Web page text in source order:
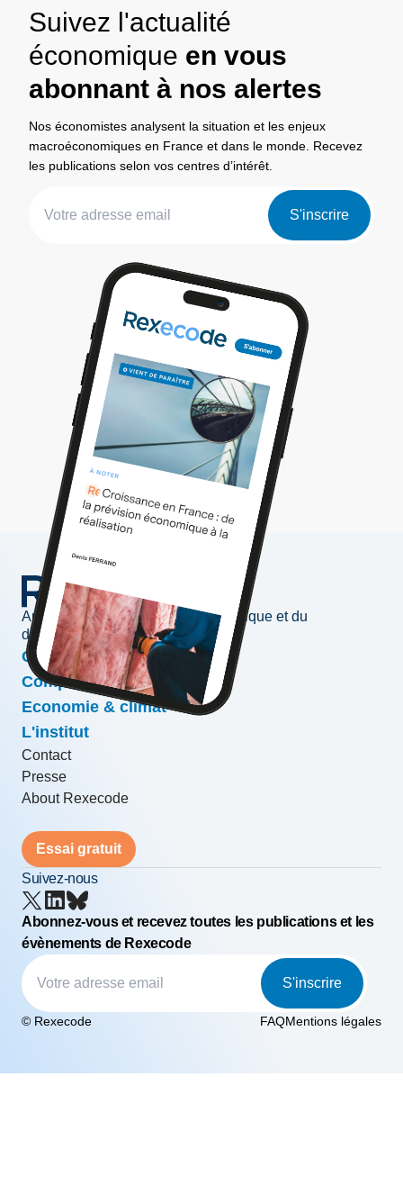
Suivez l'actualité
économique en vous
abonnant à nos alertes
Nos économistes analysent la situation et les enjeux
macroéconomiques en France et dans le monde. Recevez
les publications selon vos centres d’intérêt.
S'inscrire
Au service de l'information économique et du
développement des entreprises
Conjoncture & prévisions
Compétitivité & croissance
Economie & climat
L'institut
Contact
Presse
About Rexecode
Essai gratuit
Suivez-nous
Abonnez-vous et recevez toutes les publications et les
évènements de Rexecode
S'inscrire
© Rexecode FAQMentions légales